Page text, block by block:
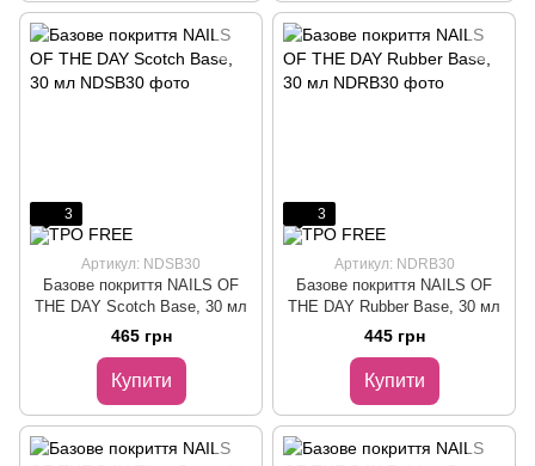
3
Артикул: NDSB30
Базове покриття NAILS OF
THE DAY Scotch Base, 30 мл
465 грн
Купити
3
Артикул: NDRB30
Базове покриття NAILS OF
THE DAY Rubber Base, 30 мл
445 грн
Купити